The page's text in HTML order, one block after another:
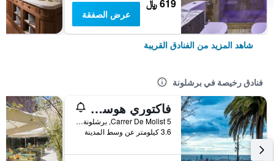
619 ﷼
عرض الصفقة
شاهد المزيد من الفنادق القريبة
فنادق رخيصة في برشلونة
فاكتوري هوستلز بارسيلونا
Carrer De Molist 5, برشلونة, أسبانيا
3.6 كيلومتر عن وسط المدينة